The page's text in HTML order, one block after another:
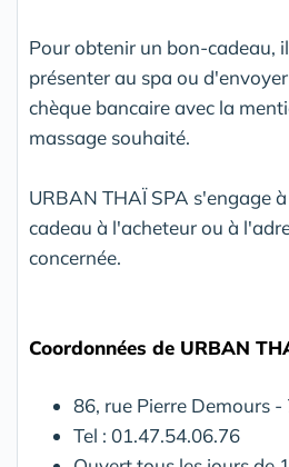
Pour obtenir un bon-cadeau,
présenter au spa ou
chèque bancaire avec la
massage souhaité.
URBAN THAÏ SPA s'engage
cadeau à l'acheteur ou à
concernée.
Coordonnées de URBAN
86, rue Pierre Demours -
Tel : 01.47.54.06.76